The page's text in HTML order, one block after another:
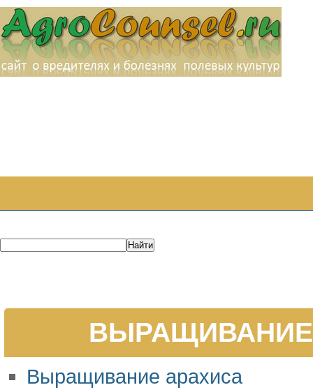
ВЫРАЩИВАНИЕ
Выращивание арахиса